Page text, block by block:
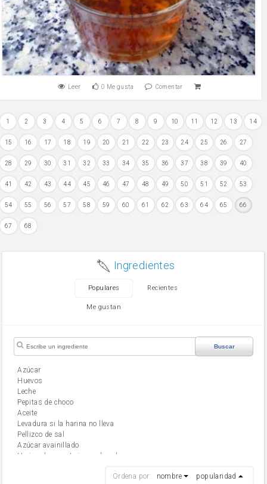
Leer 0 Me gusta Comentar
1 2 3 4 5 6 7 8 9 10 11 12 13 14
15 16 17 18 19 20 21 22 23 24 25 26 27
28 29 30 31 32 33 34 35 36 37 38 39 40
41 42 43 44 45 46 47 48 49 50 51 52 53
54 55 56 57 58 59 60 61 62 63 64 65 66
67 68
Ingredientes
Populares Recientes
Me gustan
Buscar
Azúcar
huevos
leche
Pepitas de choco
aceite
Levadura si la harina no lleva
Pellizco de sal
Azúcar avainillado
Harina de reposteria con levadura
Ordena por: nombre popularidad